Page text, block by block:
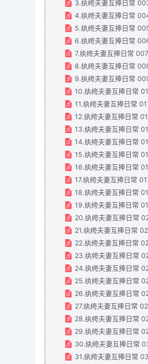
3.纨绔夫妻互捧日常
4.纨绔夫妻互捧日常
5.纨绔夫妻互捧日常
6.纨绔夫妻互捧日常
7.纨绔夫妻互捧日常
8.纨绔夫妻互捧日常
9.纨绔夫妻互捧日常
10.纨绔夫妻互捧日常
11.纨绔夫妻互捧日常
12.纨绔夫妻互捧日常
13.纨绔夫妻互捧日常
14.纨绔夫妻互捧日常
15.纨绔夫妻互捧日常
16.纨绔夫妻互捧日常
17.纨绔夫妻互捧日常
18.纨绔夫妻互捧日常
19.纨绔夫妻互捧日常
20.纨绔夫妻互捧日常
21.纨绔夫妻互捧日常
22.纨绔夫妻互捧日常
23.纨绔夫妻互捧日常
24.纨绔夫妻互捧日常
25.纨绔夫妻互捧日常
26.纨绔夫妻互捧日常
27.纨绔夫妻互捧日常
28.纨绔夫妻互捧日常
29.纨绔夫妻互捧日常
30.纨绔夫妻互捧日常
31.纨绔夫妻互捧日常